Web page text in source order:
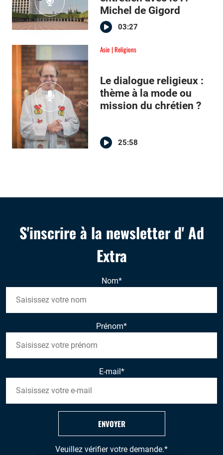
Michel de Gigord
03:27
Asie Religions
Le dialogue religieux :
thème à la mode ou
mission du chrétien ?
25:58
S'inscrire à la newsletter d' Ad
Extra
Nom*
Prénom*
E-mail *
Veuillez vérifier votre demande.*
ENVOYER